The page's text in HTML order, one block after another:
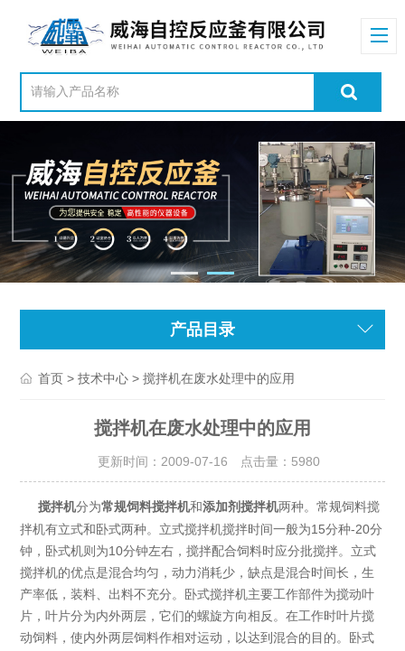
产品目录
首页 >技术中心 > 搅拌机在废水处理中的应用
搅拌机在废水处理中的应用
更新时间：2009-07-16 点击量： 5980
搅拌机分为常规饲料搅拌机和添加剂搅拌机两种。常规饲料搅
拌机有立式和卧式两种。立式搅拌机搅拌时间一般为15分种-20分
钟，卧式机则为10分钟左右，搅拌配合饲料时应分批搅拌。立式
搅拌机的优点是混合均匀，动力消耗少，缺点是混合时间长，生
产率低，装料、出料不充分。卧式搅拌机主要工作部件为搅动叶
片，叶片分为内外两层，它们的螺旋方向相反。在工作时叶片搅
动饲料，使内外两层饲料作相对运动，以达到混合的目的。卧式